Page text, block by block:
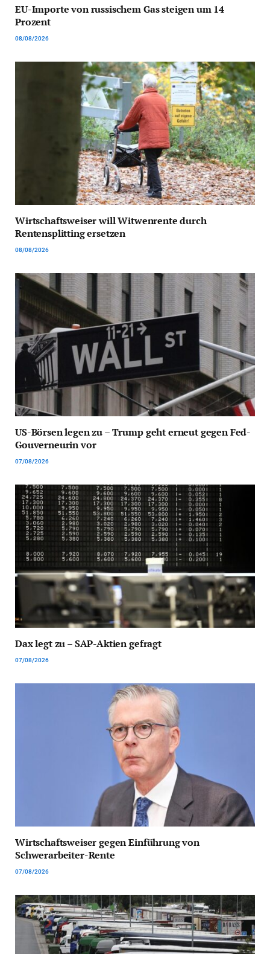
EU-Importe von russischem Gas steigen um 14
Prozent
08/08/2026
Wirtschaftsweiser will Witwenrente durch
Rentensplitting ersetzen
08/08/2026
US-Börsen legen zu – Trump geht erneut gegen Fed-
Gouverneurin vor
07/08/2026
Dax legt zu – SAP-Aktien gefragt
07/08/2026
Wirtschaftsweiser gegen Einführung von
Schwerarbeiter-Rente
07/08/2026